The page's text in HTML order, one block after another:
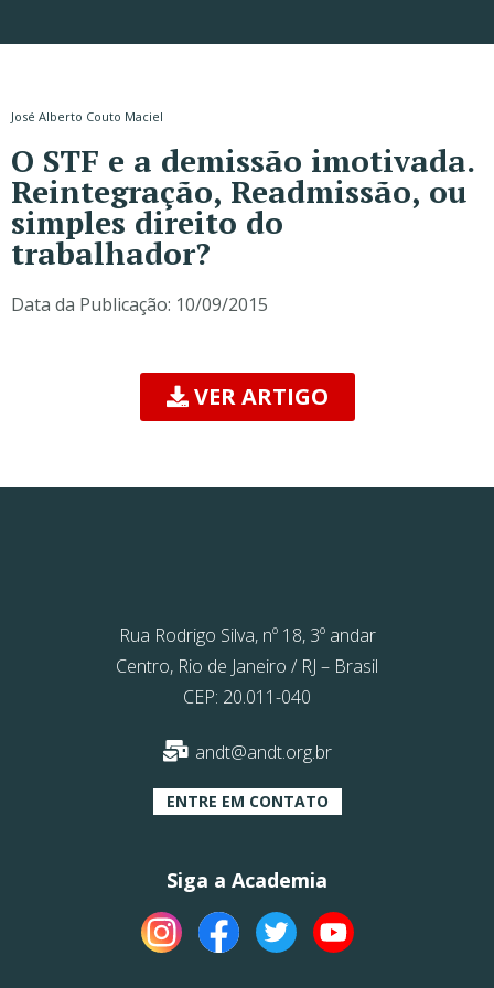
José Alberto Couto Maciel
O STF e a demissão imotivada.
Reintegração, Readmissão, ou
simples direito do
trabalhador?
Data da Publicação: 10/09/2015
VER ARTIGO
Rua Rodrigo Silva, nº 18, 3º andar
Centro, Rio de Janeiro / RJ – Brasil
CEP: 20.011-040
andt@andt.org.br
ENTRE EM CONTATO
Siga a Academia